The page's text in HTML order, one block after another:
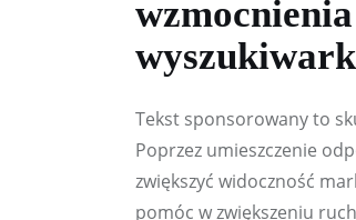
Tekst sponsorowany to
Poprzez umieszczenie
zwiększyć widoczność
pomóc w zwiększeniu